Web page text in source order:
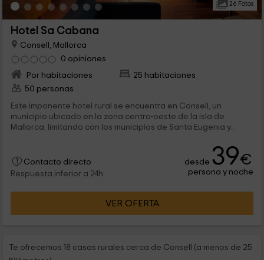
26 Fotos
Hotel Sa Cabana
Consell, Mallorca
0 opiniones
Por habitaciones
25 habitaciones
50 personas
Este imponente hotel rural se encuentra en Consell, un
municipio ubicado en la zona centro-oeste de la isla de
Mallorca, limitando con los municipios de Santa Eugenia y...
Contacto directo
Respuesta inferior a 24h
desde 39€
persona y noche
VER OFERTA
Te ofrecemos 18 casas rurales cerca de Consell (a menos de 25